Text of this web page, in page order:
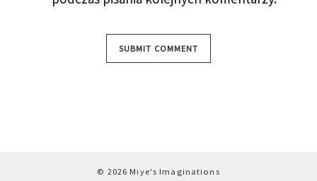
© 2026 Miye's Imaginations